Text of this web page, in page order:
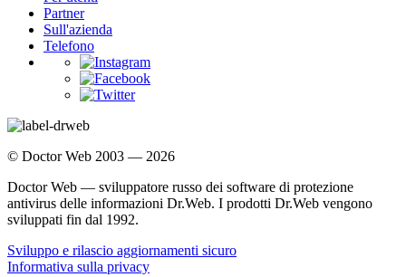
Partner
Sull'azienda
Telefono
© Doctor Web 2003 — 2026
Doctor Web — sviluppatore russo dei software di protezione
antivirus delle informazioni Dr.Web. I prodotti Dr.Web vengono
sviluppati fin dal 1992.
Sviluppo e rilascio aggiornamenti sicuro
Informativa sulla privacy